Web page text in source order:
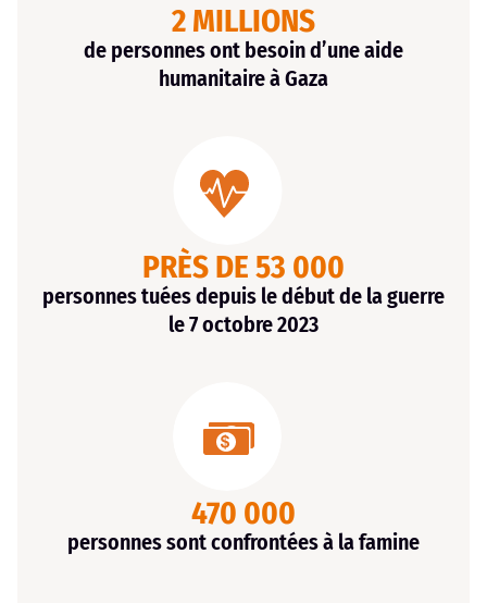
2 MILLIONS
de personnes ont besoin d’une aide
humanitaire à Gaza
PRÈS DE 53 000
personnes tuées depuis le début de la guerre
le 7 octobre 2023
470 000
personnes sont confrontées à la famine